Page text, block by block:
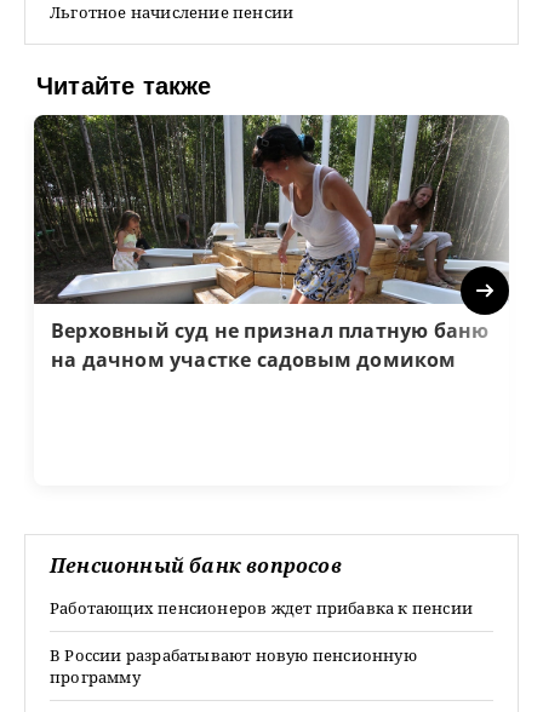
Льготное начисление пенсии
Читайте также
Верховный суд не признал платную баню
на дачном участке садовым домиком
Next
Пенсионный банк вопросов
Работающих пенсионеров ждет прибавка к пенсии
В России разрабатывают новую пенсионную
программу